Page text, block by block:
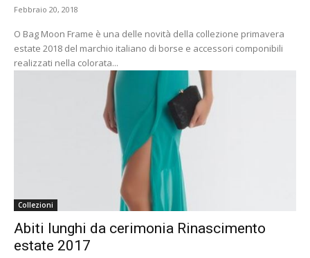
Febbraio 20, 2018
O Bag Moon Frame è una delle novità della collezione primavera
estate 2018 del marchio italiano di borse e accessori componibili
realizzati nella colorata...
Collezioni
Abiti lunghi da cerimonia Rinascimento
estate 2017